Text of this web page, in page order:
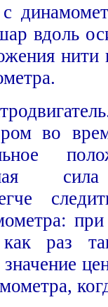
вдоль
во
раз
значение